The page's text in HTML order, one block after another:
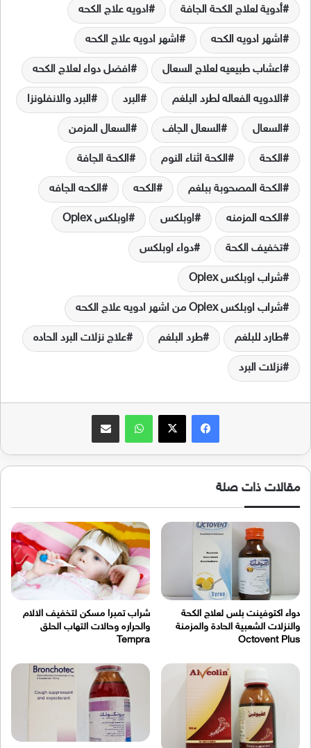
أدوية لعلاج الكحة الجافة ادويه علاج الكحه
اشهر ادويه الكحه اشهر ادويه علاج الكحه
اعشاب طبيعيه لعلاج السعال افضل دواء لعلاج الكحه
الادويه الفعاله لطرد البلغم البرد البرد والانفلونزا
السعال السعال الجاف السعال المزمن
الكحة الكحة اثناء النوم الكحة الجافة
الكحة المصحوبة ببلغم الكحه الكحه الجافه
الكحه المزمنه اوبلكس اوبلكس Oplex
تخفيف الكحة دواء اوبلكس
شراب اوبلكس Oplex
شراب اوبلكس Oplex من اشهر ادويه علاج الكحه
طارد للبلغم طرد البلغم علاج نزلات البرد الحاده
نزلات البرد
فيسبوك‫X واتساب مشاركة عبر البريد
مقالات ذات صلة
دواء اكتوفينت بلس لعلاج الكحة
والنزلات الشعبية الحادة والمزمنة
Octovent Plus
شراب تمبرا مسكن لتخفيف الالام
والحراره وحالات التهاب الحلق
Tempra